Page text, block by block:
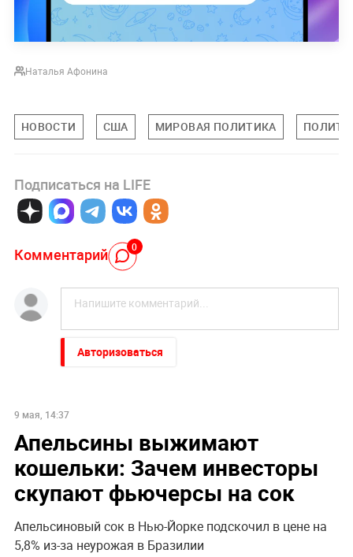
Наталья Афонина
НОВОСТИ США МИРОВАЯ ПОЛИТИКА
Подписаться на LIFE
Комментарий 0
Авторизоваться
9 мая, 14:37
Апельсины выжимают
кошельки: Зачем инвесторы
скупают фьючерсы на сок
Апельсиновый сок в Нью-Йорке подскочил в цене на
5,8% из-за неурожая в Бразилии